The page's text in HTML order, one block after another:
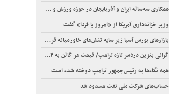
همکاری سه‌ساله ایران و آذربایجان در حوزه ورزش و جوانان
وزیر خزانه‌داری آمریکا از «امروز یا فردا» گفت
بازارهای بورس آسیا زیر سایه تنش‌های خاورمیانه قرمزپوش شدند
گرانی بنزین دردسر تازه ترامپ/ قیمت هر گالن به ۴ دلار رسید
همه نگاه‌ها به رئیس‌جمهور ترامپ دوخته شده است
حساب‌های شرکت ملی نفت مسدود شد